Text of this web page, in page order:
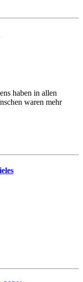
haben in allen
waren mehr